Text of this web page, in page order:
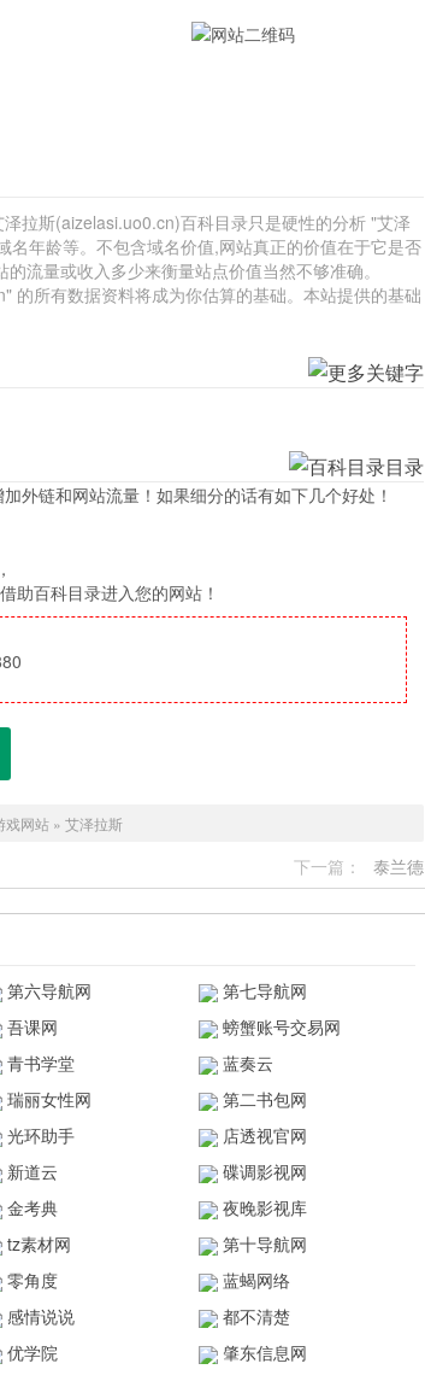
拉斯(aizelasi.uo0.cn)百科目录只是硬性的分析 "艾泽
年龄等。不包含域名价值,网站真正的价值在于它是否
流量或收入多少来衡量站点价值当然不够准确。
所有数据资料将成为你估算的基础。本站提供的基础
外链和网站流量！如果细分的话有如下几个好处！
助百科目录进入您的网站！
戏网站» 艾泽拉斯
下一篇： 泰兰德
第六导航网
第七导航网
吾课网
螃蟹账号交易网
青书学堂
蓝奏云
瑞丽女性网
第二书包网
光环助手
店透视官网
新道云
碟调影视网
金考典
夜晚影视库
tz素材网
第十导航网
零角度
蓝蝎网络
感情说说
都不清楚
优学院 肇东信息网